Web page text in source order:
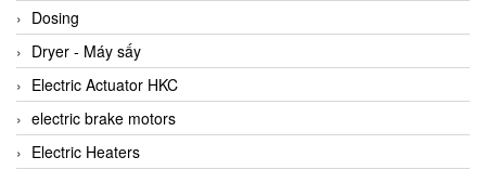
ANDERSON-NEGELE
ANDILOG Technologies Vietnam
Anritsu
ANTEC S.A
Antico pumps
Dosing
Dryer - Máy sấy
Electric Actuator HKC
electric brake motors
Electric Heaters